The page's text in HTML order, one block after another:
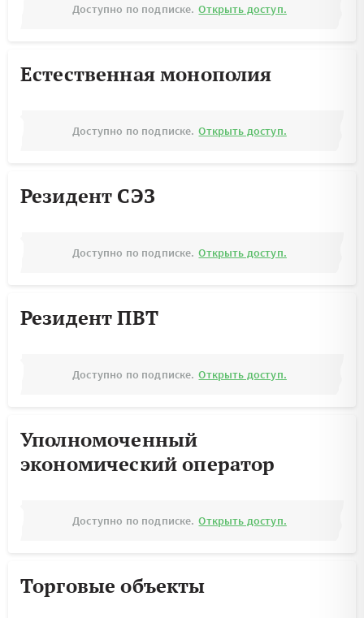
Доступно по подписке. Открыть доступ.
Естественная монополия
Доступно по подписке. Открыть доступ.
Резидент СЭЗ
Доступно по подписке. Открыть доступ.
Резидент ПВТ
Доступно по подписке. Открыть доступ.
Уполномоченный
экономический оператор
Доступно по подписке. Открыть доступ.
Торговые объекты